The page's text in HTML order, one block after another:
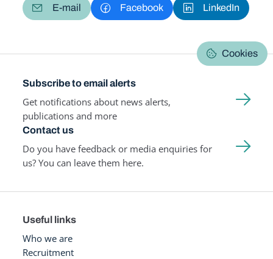
E-mail Facebook LinkedIn
Cookies
Subscribe to email alerts
Get notifications about news alerts,
publications and more
Contact us
Do you have feedback or media enquiries for
us? You can leave them here.
Useful links
Who we are
Recruitment